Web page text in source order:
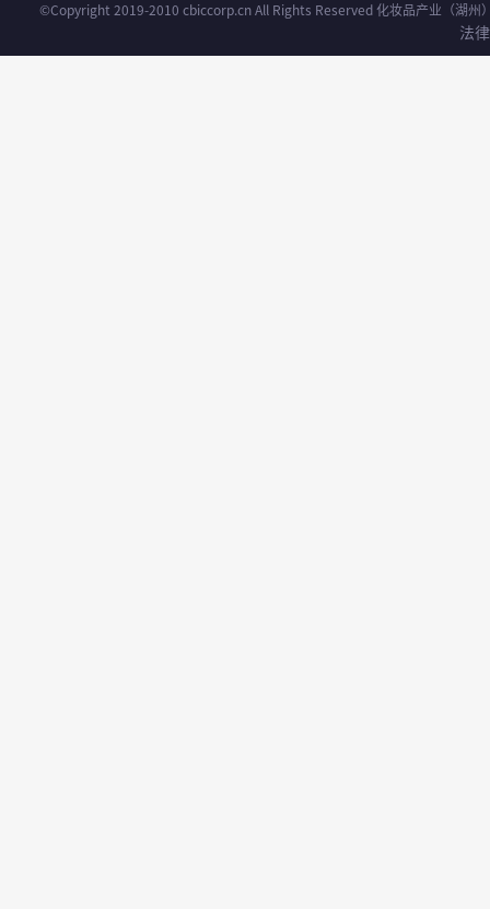
©Copyright 2019-2010 cbiccorp.cn All Rights Reserved 化妆品产业（湖州
法